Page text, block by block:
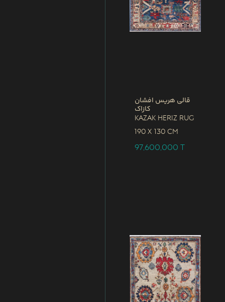
قالی هریس افشان
کازاک
Kazak Heriz Rug
190 x 130 CM
97,600,000T